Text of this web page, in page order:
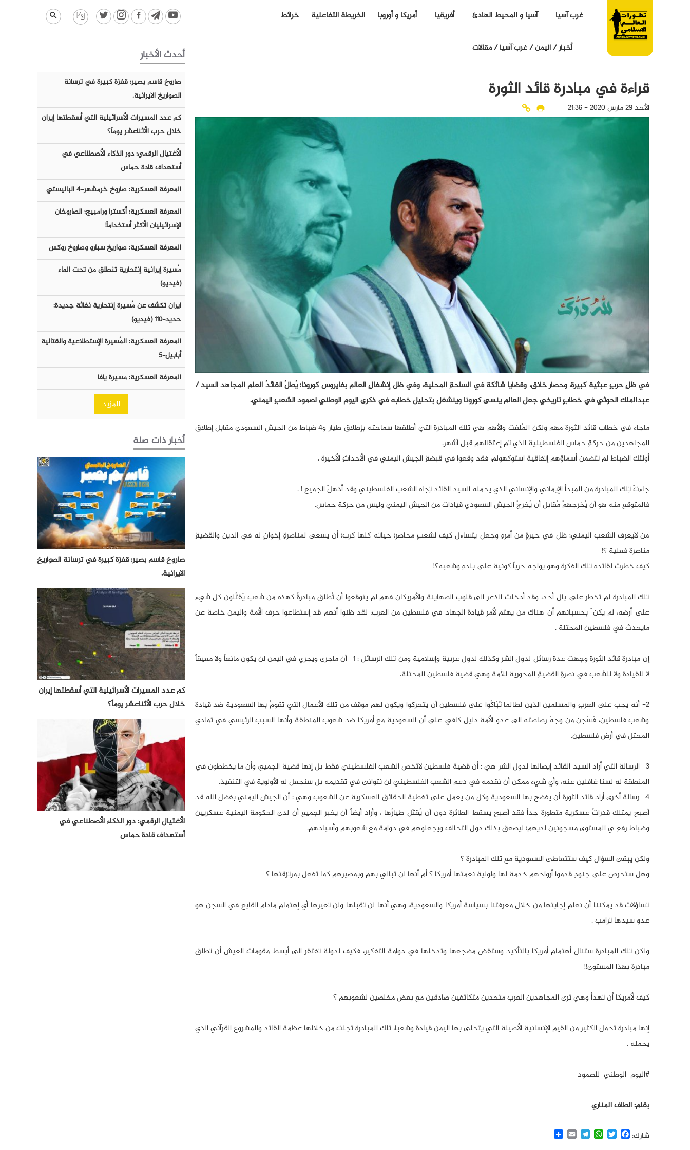
غرب آسيا آسيا و المحيط الهادئ أفريقيا أمريكا و أوروبا الخريطة التفاعلية خرائط
أخبار/اليمن/غرب آسيا/مقالات
قراءة في مبادرة قائد الثورة
الأحد 29 مارس 2020 - 21:36
في ظلِ حربٍ عبثية كبيرة، وحصار خانق، وقضايا شائكة في الساحةِ المحلية، وفي ظل إنشغالِ العالم بفايروس كورونا؛ يُطلُ القائدُ العلم المجاهد السيد /
عبدالملك الحوثي في خطابٍ تاريخي جعل العالم ينسى كورونا وينشغل بتحليل خطابه في ذكرى اليوم الوطني لصمود الشعبِ اليمني.
ماجاء في خطاب قائد الثورة مهم ولكن المُلفت والأهم هي تلك المبادرة التي أطلقها سماحته بإطلاق طيار و4 ضباط من الجيش السعودي مقابل إطلاق
المجاهدين من حركةِ حماس الفلسطينية الذي تم إعتقالهم قبل أشهر.
أولئك الضباط لم تتضمن أسماؤهم إتفاقية استوكهولم، فقد وقعوا في قبضةِ الجيش اليمني في الأحداثِ الأخيرة .
جاءتْ تِلك المبادرة من المبدأ الإيماني والإنساني الذي يحمله السيد القائد تِجاه الشعب الفلسطيني وقد أَذهلْ الجميع ! .
فالمتوقع منه هو أن يُخرجهمْ مُقابل أن يُخرجْ الجيش السعودي قيادات من الجيش اليمني وليس من حركة حماس.
من لايعرف الشعب اليمني؛ ظل في حيرةٍ من أمرهِ وجعل يتساءل كيف لشعبٍ محاصر؛ حياته كلها كرب؛ أن يسعى لمناصرةِ إخوانٍ له في الدينِ والقضيةِ
مناصرة فعلية ؟!
كيف خطرت لقائده تلك الفكرة وهو يواجه حرباً كونية على بلدهِ وشعبه؟!
تلك المبادرة لم تخطر على بال أحد، وقد أدخلت الذعر الى قلوب الصهاينة والأمريكان فهم لم يتوقعوا أن تُطلق مبادرةٌ كهذه من شعب يَقتُلون كل شيء
على أرضه، لم يكن ْ بحسبانهم أن هناك من يهتم لأمر قيادة الجهاد في فلسطين من العرب، لقد ظنوا أنهم قد إستطاعوا حرف الأمة واليمن خاصة عن
مايحدث في فلسطين المحتلة .
إن مبادرة قائد الثورة وجهت عدة رسائل لدول الشر وكذلك لدول عربية وإسلامية ومن تلك الرسائل : 1_ أن ماجرى ويجري في اليمن لن يكون مانعاً ولا معيقاً
لا للقيادة ولا للشعب في نصرةِ القضيةِ المحورية للأمة وهي قضية فلسطين المحتلة.
2- أنه يجب على العربِ والمسلمين الذين لطالما تَبَاكُوا على فلسطين أن يتحركوا ويكون لهم موقف من تلك الأعمال التي تقومُ بها السعودية ضد قيادة
وشعب فلسطين، فَسَجن من وجهَ رصاصته الى عدو الأمة دليل كافي على أن السعودية مع أمريكا ضد شعوب المنطقة وأنها السبب الرئيسي في تمادي
المحتل في أرض فلسطين.
3- الرسالة التي أراد السيد القائد إيصالها لدول الشر هي : أن قضية فلسطين لاتخص الشعب الفلسطيني فقط بل إنها قضية الجميع، وأن ما يخططون في
المنطقة له لسنا غافلين عنه، وأي شيء ممكن أن نقدمه في دعم الشعب الفلسطيني لن نتوانى في تقديمه بل سنجعل له الأولوية في التنفيذ.
4- رسالة أخرى أراد قائد الثورة أن يفضح بها السعودية وكل من يعمل على تغطية الحقائق العسكرية عن الشعوب وهي : أن الجيش اليمني بفضل الله قد
أصبح يمتلك قدراتٌ عسكرية متطورة جداً فقد أصبح يسقط الطائرة دون أن يُقتَل طيارُها ، وأراد أيضاً أن يخبر الجميع أن لدى الحكومة اليمنية عسكريين
وضباط رفعِـي المستوى مسجونين لديهم؛ ليصعق بذلك دول التحالف ويجعلوهم في دوامة مع شعوبهم وأسيادهم.
ولكن يبقى السؤال كيف ستتعاطى السعودية مع تلك المبادرة ؟
وهل ستحرص على جنودٍ قدموا أرواحهم خدمة لها ولولية نعمتها أمريكا ؟ أم أنها لن تبالي بهم وبمصيرهم كما تفعل بمرتزقتها ؟
تساؤلات قد يمكننا أن نعلم إجابتها من خلال معرفتنا بسياسة أمريكا والسعودية، وهي أنها لن تقبلها ولن تعيرها أي إهتمام مادام القابع في السجن هو
عدو سيدها ترامب .
ولكن تلك المبادرة ستنال أهتمام أمريكا بالتأكيد وستقض مضجعها وتدخلها في دوامة التفكير، فكيف لدولة تفتقر الى أبسط مقومات العيش أن تطلق
مبادرة بهذا المستوى!!
كيف لأمريكا أن تهدأ وهي ترى المجاهدين العرب متحدين متكاتفين صادقين مع بعض مخلصين لشعوبهم ؟
إنها مبادرة تحمل الكثير من القيم الإنسانية الأصيلة التي يتحلى بها اليمن قيادة وشعبا، تلك المبادرة تجلت من خلالها عظمة القائد والمشروع القرآني الذي
يحمله .
#اليوم_الوطني_للصمود
بقلم: الطاف المناري
شارك: Facebook
Twitter
WhatsApp
Telegram
Email
أحدث الأخبار
صاروخ قاسم بصير: قفزة كبيرة في ترسانة
الصواريخ الايرانية.
كم عدد المسيرات الأسرائيلية التي أسقطتها إيران
خلال حرب الأثناعشر يوماً؟
الأغتيال الرقمي: دور الذكاء الأصطناعي في
أستهداف قادة حماس
المعرفة العسكرية: صاروخ خرمشهر-٤ الباليستي
المعرفة العسكرية: أكسترا ورامبيج؛ الصاروخان
الإسرائيليان الأكثر أستخداماً!
المعرفة العسكرية: صواريخ سبارو وصاروخ روكس
مُسيرة إيرانية إنتحارية تنطلق من تحت الماء
(فيديو)
ايران تكشف عن مُسيرة إنتحارية نفاثة جديدة:
حديد-١١٠ (فيديو)
المعرفة العسكرية: المُسيرة الإستطلاعية والقتالية
أبابيل-٥
المعرفة العسكرية: مسيرة يافا
المزيد
أخبار ذات صلة
صاروخ قاسم بصير: قفزة كبيرة في ترسانة الصواريخ
الايرانية.
كم عدد المسيرات الأسرائيلية التي أسقطتها إيران
خلال حرب الأثناعشر يوماً؟
الأغتيال الرقمي: دور الذكاء الأصطناعي في
أستهداف قادة حماس